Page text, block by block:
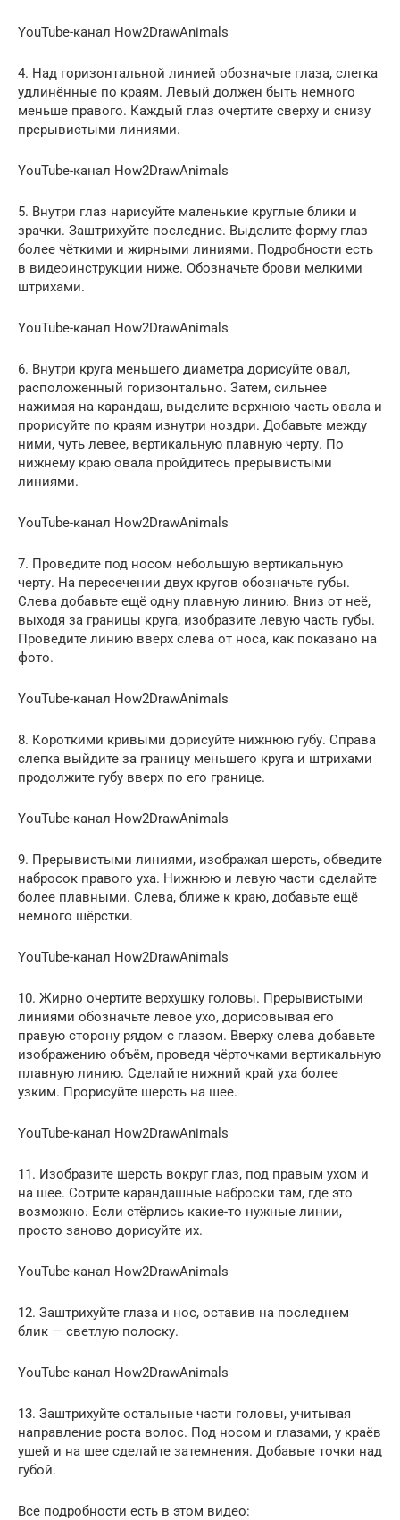
YouTube-канал How2DrawAnimals
4. Над горизонтальной линией обозначьте глаза, слегка
удлинённые по краям. Левый должен быть немного
меньше правого. Каждый глаз очертите сверху и снизу
прерывистыми линиями.
YouTube-канал How2DrawAnimals
5. Внутри глаз нарисуйте маленькие круглые блики и
зрачки. Заштрихуйте последние. Выделите форму глаз
более чёткими и жирными линиями. Подробности есть
в видеоинструкции ниже. Обозначьте брови мелкими
штрихами.
YouTube-канал How2DrawAnimals
6. Внутри круга меньшего диаметра дорисуйте овал,
расположенный горизонтально. Затем, сильнее
нажимая на карандаш, выделите верхнюю часть овала и
прорисуйте по краям изнутри ноздри. Добавьте между
ними, чуть левее, вертикальную плавную черту. По
нижнему краю овала пройдитесь прерывистыми
линиями.
YouTube-канал How2DrawAnimals
7. Проведите под носом небольшую вертикальную
черту. На пересечении двух кругов обозначьте губы.
Слева добавьте ещё одну плавную линию. Вниз от неё,
выходя за границы круга, изобразите левую часть губы.
Проведите линию вверх слева от носа, как показано на
фото.
YouTube-канал How2DrawAnimals
8. Короткими кривыми дорисуйте нижнюю губу. Справа
слегка выйдите за границу меньшего круга и штрихами
продолжите губу вверх по его границе.
YouTube-канал How2DrawAnimals
9. Прерывистыми линиями, изображая шерсть, обведите
набросок правого уха. Нижнюю и левую части сделайте
более плавными. Слева, ближе к краю, добавьте ещё
немного шёрстки.
YouTube-канал How2DrawAnimals
10. Жирно очертите верхушку головы. Прерывистыми
линиями обозначьте левое ухо, дорисовывая его
правую сторону рядом с глазом. Вверху слева добавьте
изображению объём, проведя чёрточками вертикальную
плавную линию. Сделайте нижний край уха более
узким. Прорисуйте шерсть на шее.
YouTube-канал How2DrawAnimals
11. Изобразите шерсть вокруг глаз, под правым ухом и
на шее. Сотрите карандашные наброски там, где это
возможно. Если стёрлись какие-то нужные линии,
просто заново дорисуйте их.
YouTube-канал How2DrawAnimals
12. Заштрихуйте глаза и нос, оставив на последнем
блик — светлую полоску.
YouTube-канал How2DrawAnimals
13. Заштрихуйте остальные части головы, учитывая
направление роста волос. Под носом и глазами, у краёв
ушей и на шее сделайте затемнения. Добавьте точки над
губой.
Все подробности есть в этом видео: